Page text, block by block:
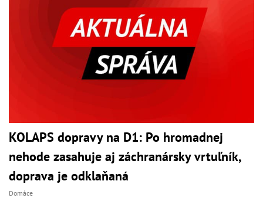
KOLAPS dopravy na D1: Po hromadnej
nehode zasahuje aj záchranársky vrtuľník,
doprava je odklaňaná
Domáce